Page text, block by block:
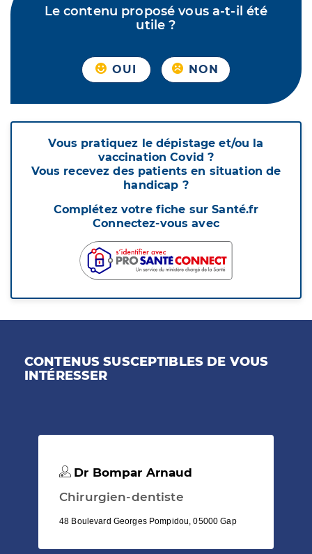
Le contenu proposé vous a-t-il été
utile ?
OUI NON
Vous pratiquez le dépistage et/ou la
vaccination Covid ?
Vous recevez des patients en situation de
handicap ?
Complétez votre fiche sur Santé.fr
Connectez-vous avec
CONTENUS SUSCEPTIBLES DE VOUS
INTÉRESSER
Dr Bompar Arnaud
Chirurgien-dentiste
48 Boulevard Georges Pompidou, 05000 Gap